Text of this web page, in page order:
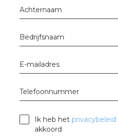
Achternaam
Bedrijfsnaam
E-mailadres
Telefoonnummer
Ik heb het privacybeleid
akkoord
installeren in beton
GST®
RST®